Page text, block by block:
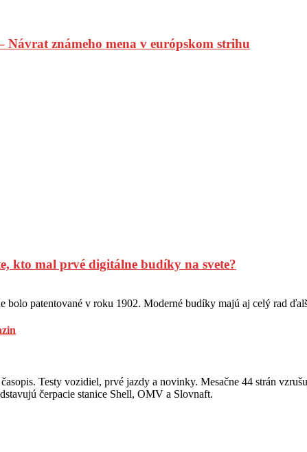
známeho mena v európskom strihu
kto mal prvé digitálne budíky na svete?
bolo patentované v roku 1902. Moderné budíky majú aj celý rad
Testy vozidiel, prvé jazdy a novinky. Mesačne 44 strán
čerpacie stanice Shell, OMV a Slovnaft.